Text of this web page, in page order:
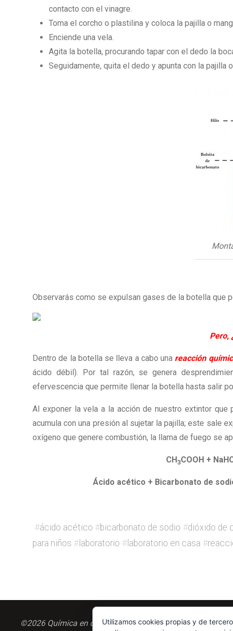
contacto con el vinagre.
Toma el corcho o plastilina y coloca la pajilla o
Enciende una vela.
Agita la botella, procurando tapar con el dedo la
Seguidamente, quita el dedo y apunta con la pajilla
Observarás como se expulsan gases de la botella que
Pero,
Dentro de la botella se lleva a cabo una reacción
ácido débil). Por tal razón, se genera
efervescencia que permite llenar la botella hasta salir
Al exponer la vela a la acción de nuestro extintor
acumula con una presión al sujetar la pajilla; este sale
oxígeno que genere combustión, la llama de fuego se
CH 3COOH +
Ácido acético + Bicarbonato de
#ácido acético #bicarbonato de sodio #dióxido de
para niños # laboratorio # laboratorio en casa #
©2026 Química en casa.comUtilizamos cookies propias y de